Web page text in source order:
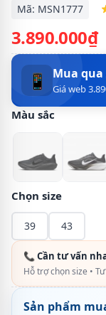
Mã: MSN1777
3.890.000₫
📱 Mua qua
Giá web
Màu sắc
Chọn size
39 43
📞 Cần tư vấn
Hỗ trợ chọn size •
Sản phẩm